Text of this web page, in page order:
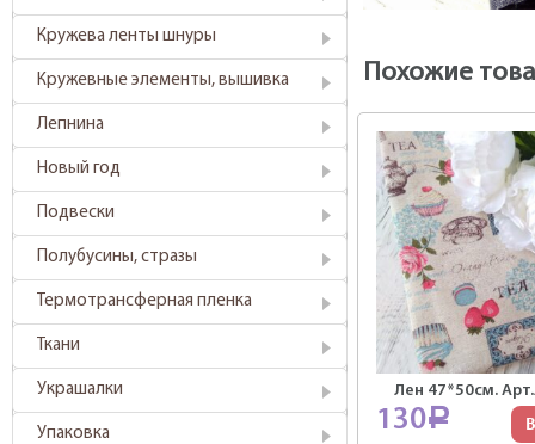
Кружева ленты шнуры
Кружевные элементы, вышивка
Лепнина
Новый год
Подвески
Полубусины, стразы
Термотрансферная пленка
Ткани
Украшалки
Упаковка
Похожие
Лен 47*50см.
130Р